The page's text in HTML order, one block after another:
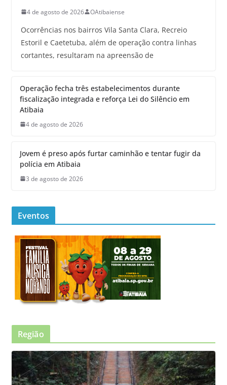
4 de agosto de 2026 OAtibaiense
Ocorrências nos bairros Vila Santa Clara, Recreio
Estoril e Caetetuba, além de operação contra linhas
cortantes, resultaram na apreensão de
Operação fecha três estabelecimentos durante
fiscalização integrada e reforça Lei do Silêncio em
Atibaia
4 de agosto de 2026
Jovem é preso após furtar caminhão e tentar fugir da
polícia em Atibaia
3 de agosto de 2026
Eventos
Região